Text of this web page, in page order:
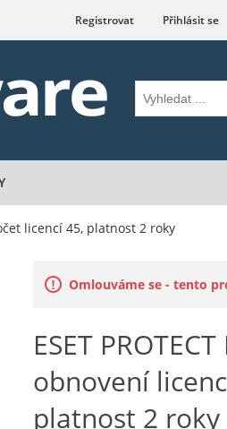
Registrovat Přihlásit se
licencí 45, platnost 2 roky
Omlouváme se - tento
ESET
obnovení
platnost 2 roky